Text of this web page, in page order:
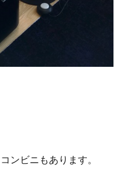
ンビニもあります。